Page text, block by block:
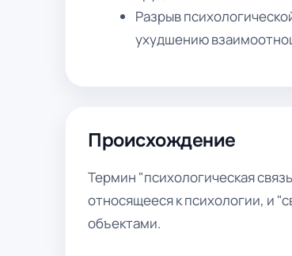
Разрыв
ухудшению
Происхождение
Термин "психологическая
относящееся к психологии, и
объектами.